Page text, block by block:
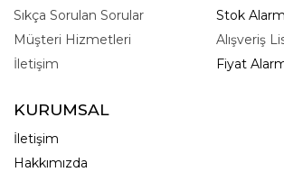
Sıkça Sorulan Sorular
Müşteri Hizmetleri
İletişim
Stok
Alışveriş
Fiyat
KURUMSAL
İletişim
Hakkımızda